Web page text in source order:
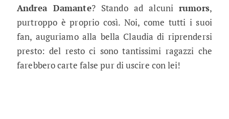
Andrea Damante? Stando ad alcunirumors,
purtroppo è proprio così. Noi, come tutti i suoi
fan, auguriamo alla bella Claudia di riprendersi
presto: del resto ci sono tantissimi ragazzi che
farebbero carte false pur di uscire con lei!